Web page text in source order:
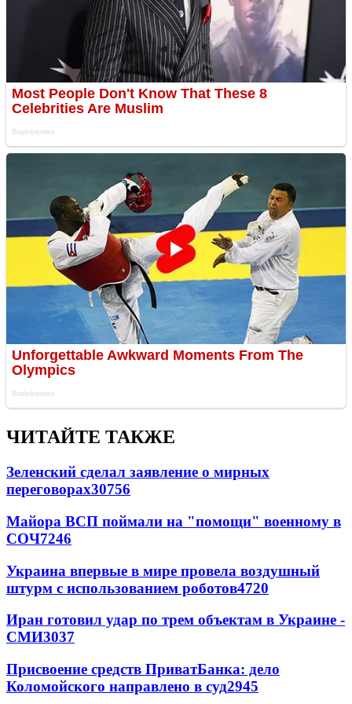
ЧИТАЙТЕ ТАКЖЕ
Зеленский сделал заявление о мирных
переговорах30756
Майора ВСП поймали на "помощи" военному в
СОЧ7246
Украина впервые в мире провела воздушный
штурм с использованием роботов4720
Иран готовил удар по трем объектам в Украине -
СМИ3037
Присвоение средств ПриватБанка: дело
Коломойского направлено в суд2945